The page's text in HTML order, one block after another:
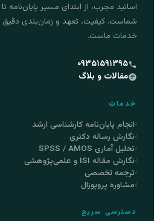
اساتید مجرب، از ابتدای مسیر پایان‌نامه
شماست. کیفیت، تعهد و زمان‌بندی
خدمات ماست.
۰۹۳۵۱۵۹۱۳۹۵
مقالات و بلاگ
خدمات
انجام پایان‌نامه کارشناسی ارشد
نگارش رساله دکتری
تحلیل آماری SPSS / AMOS
نگارش مقاله ISI و علمی‌پژوهشی
ترجمه تخصصی
مشاوره پروپوزال
دسترسی سریع